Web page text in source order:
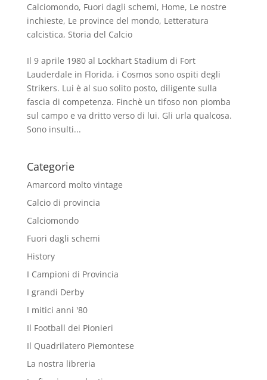
Calciomondo, Fuori dagli schemi, Home, Le nostre
inchieste, Le province del mondo, Letteratura
calcistica, Storia del Calcio
Il 9 aprile 1980 al Lockhart Stadium di Fort
Lauderdale in Florida, i Cosmos sono ospiti degli
Strikers. Lui è al suo solito posto, diligente sulla
fascia di competenza. Finchè un tifoso non piomba
sul campo e va dritto verso di lui. Gli urla qualcosa.
Sono insulti...
Categorie
Amarcord molto vintage
Calcio di provincia
Calciomondo
Fuori dagli schemi
History
I Campioni di Provincia
I grandi Derby
I mitici anni '80
Il Football dei Pionieri
Il Quadrilatero Piemontese
La nostra libreria